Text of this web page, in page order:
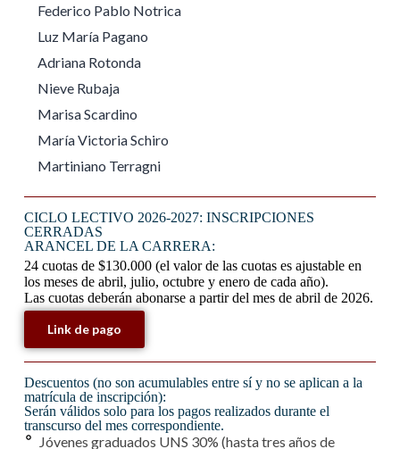
Federico Pablo Notrica
Luz María Pagano
Adriana Rotonda
Nieve Rubaja
Marisa Scardino
María Victoria Schiro
Martiniano Terragni
CICLO LECTIVO 2026-2027: INSCRIPCIONES
CERRADAS
ARANCEL DE LA CARRERA:
24 cuotas de $130.000 (el valor de las cuotas es ajustable en
los meses de abril, julio, octubre y enero de cada año).
Las cuotas deberán abonarse a partir del mes de abril de 2026.
Link de pago
Descuentos (no son acumulables entre sí y no se aplican a la
matrícula de inscripción):
Serán válidos solo para los pagos realizados durante el
transcurso del mes correspondiente.
Jóvenes graduados UNS 30% (hasta tres años de